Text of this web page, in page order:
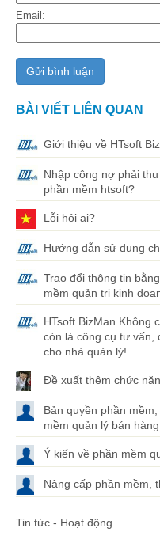
Email:
BÀI VIẾT LIÊN QUAN
Giới thiệu về HTsoft
Nhập công nợ phải
phần mềm htsoft?
Lỗi hỏi ai?
Hướng dẫn sử dụng
Trao đổi thông tin
mềm quản trị kinh
HTsoft BizMan Không
còn là công cụ tư vấn,
cho nhà quản lý!
Đề xuất thêm chức
Bản quyền phần
mềm quản lý bán
Ý kiến về phần mềm
Nâng cấp phần mềm,
Tin tức - Hoạt động